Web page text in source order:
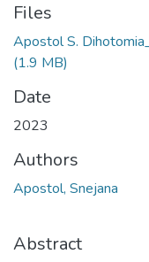
Files
Apostol S.
(1.9 MB)
Date
2023
Authors
Apostol, Snejana
Abstract